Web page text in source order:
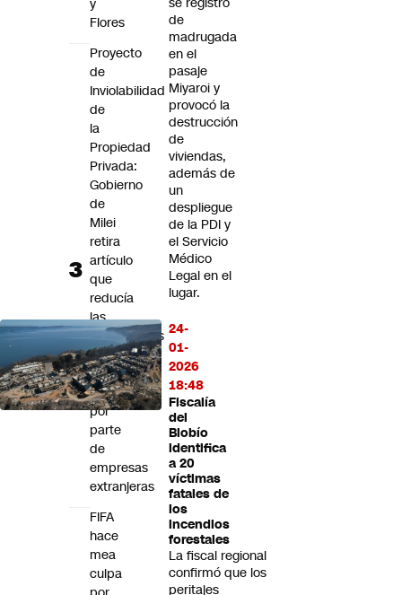
de
madrugada
en el
pasaje
Miyaroi y
provocó la
destrucción
de
viviendas,
además de
un
despliegue
de la PDI y
el Servicio
Médico
Legal en el
lugar.
24-
01-
2026
18:48
Fiscalía
del
Biobío
identifica
a 20
víctimas
fatales de
los
incendios
forestales
La fiscal regional
confirmó que los
peritajes
y
Flores
Proyecto
de
Inviolabilidad
de
la
Propiedad
Privada:
Gobierno
de
Milei
retira
artículo
que
reducía
las
restricciones
a
la
compra
por
parte
de
empresas
extranjeras
FIFA
hace
mea
culpa